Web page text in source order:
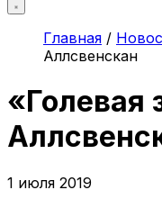
Главная /
Аллсвенскан
«Голевая
1 июля 2019